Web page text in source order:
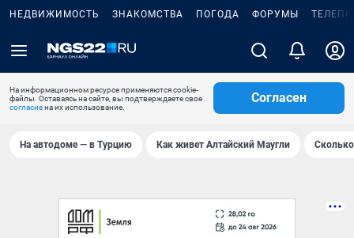
НЕДВИЖИМОСТЬ ЗНАКОМСТВА ПОГОДА ФОРУМЫ
На информационном ресурсе применяются cookie-
файлы. Оставаясь на сайте, вы подтверждаете свое
согласиена их использование.
Согласен
На автодоме — в Турцию Как живет Алтайский Маугли